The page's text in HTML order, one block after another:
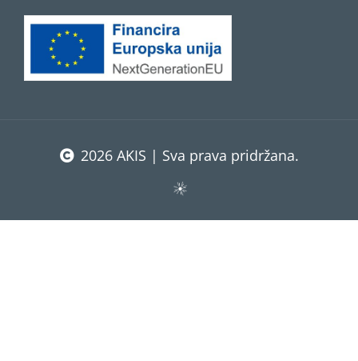
2026 AKIS | Sva prava pridržana.